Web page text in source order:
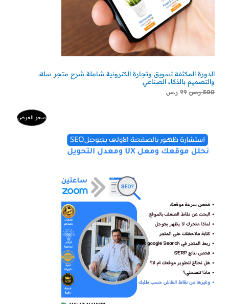
الدورة المكثفة تسويق وتجارة الكترونية شاملة شرح متجر سلة،
والتصميم بالذكاء الصناعي
500 ر.س 99 ر.س
سعر العرضمنتج
500 ر.س.
300 ر.س.